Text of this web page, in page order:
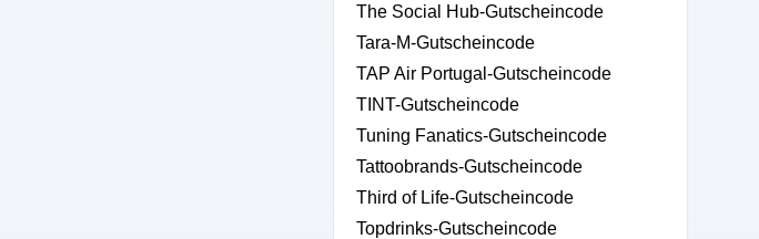
The Social Hub-Gutscheincode
Tara-M-Gutscheincode
TAP Air Portugal-Gutscheincode
TINT-Gutscheincode
Tuning Fanatics-Gutscheincode
Tattoobrands-Gutscheincode
Third of Life-Gutscheincode
Topdrinks-Gutscheincode